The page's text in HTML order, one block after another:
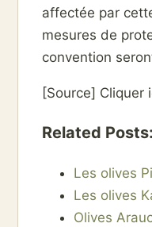
affectée par
mesures de
convention
[Source] Cliquer
Related Posts:
Les olives
Les olives
Olives